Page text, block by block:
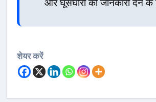
और घूसघोरी की जानकारी देने के
शेयर करें